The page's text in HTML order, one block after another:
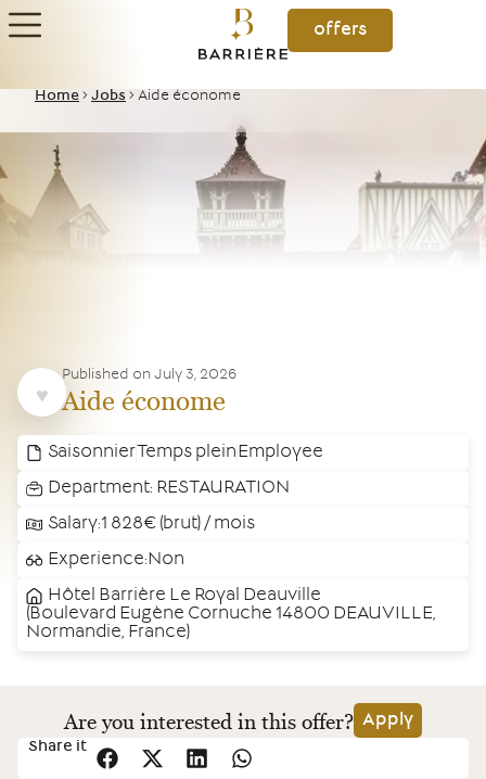
offers
Home > Jobs > Aide économe
Published on July 3, 2026
Aide économe
Saisonnier Temps pleinEmployee
Department: RESTAURATION
Salary:1 828€ (brut) / mois
Experience:Non
Hôtel Barrière Le Royal Deauville
(Boulevard Eugène Cornuche 14800 DEAUVILLE,
Normandie, France)
Are you interested in this offer? Apply
Share it